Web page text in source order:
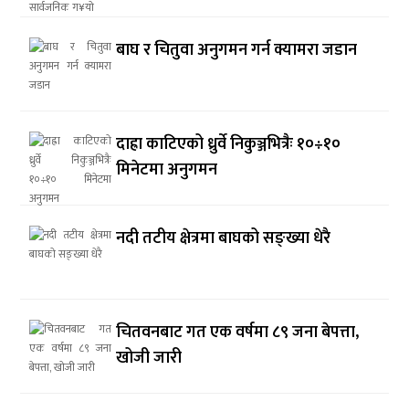
बाघ र चितुवा अनुगमन गर्न क्यामरा जडान
दाह्रा काटिएको ध्रुर्वे निकुञ्जभित्रैः १०÷१०
मिनेटमा अनुगमन
नदी तटीय क्षेत्रमा बाघको सङ्ख्या धेरै
चितवनबाट गत एक वर्षमा ८९ जना बेपत्ता,
खोजी जारी